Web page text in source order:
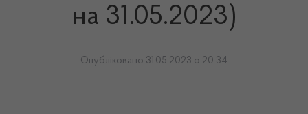
на 31.05.2023)
Опубліковано 31.05.2023 о 20:34